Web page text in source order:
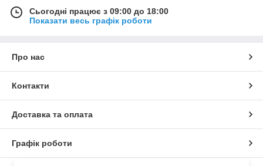
Сьогодні працює з 09:00 до 18:00
Показати весь графік роботи
Про нас
Контакти
Доставка та оплата
Графік роботи